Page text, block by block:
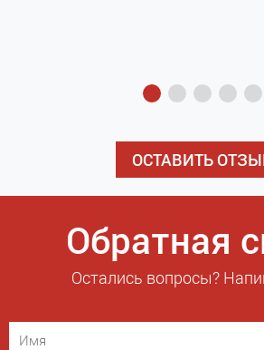
ОСТАВИТЬ
Обратная
Остались вопросы?